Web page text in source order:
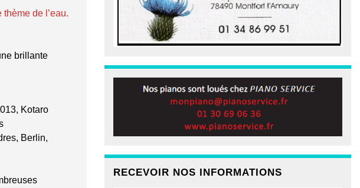
de l’eau.
brillante
Kotaro
Berlin,
RECEVOIR NOS INFORMATIONS